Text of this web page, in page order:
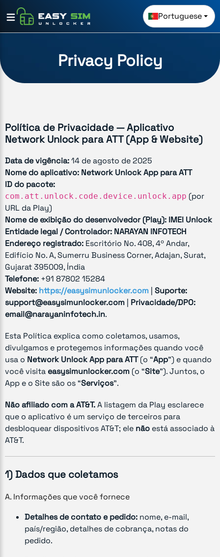
Portuguese
Privacy Policy
Política de Privacidade — Aplicativo
Network Unlock para ATT (App & Website)
Data de vigência:14 de agosto de 2025
Nome do aplicativo: Network Unlock App para ATT
ID do pacote:
com.att.unlock.code.device.unlock.app (por
URL da Play)
Nome de exibição do desenvolvedor (Play): IMEI Unlock
Entidade legal / Controlador: NARAYAN INFOTECH
Endereço registrado: Escritório No. 408, 4º Andar,
Edifício No. A, Sumerru Business Corner, Adajan, Surat,
Gujarat 395009, Índia
Telefone: +91 87802 15284
Website: https://easysimunlocker.com Suporte:
support@easysimunlocker.com
Privacidade/DPO:
email@narayaninfotech.in.
Esta Política explica como coletamos, usamos,
divulgamos e protegemos informações quando você
usa o Network Unlock App para ATT(o “App”) e quando
você visita easysimunlocker.com (o “Site”). Juntos, o
App e o Site são os “Serviços”.
Não afiliado com a AT&T.A listagem da Play esclarece
que o aplicativo é um serviço de terceiros para
desbloquear dispositivos AT&T; ele não está associado à
AT&T.
1) Dados que coletamos
A. Informações que você fornece
Detalhes de contato e pedido: nome, e-mail,
país/região, detalhes de cobrança, notas do
pedido.